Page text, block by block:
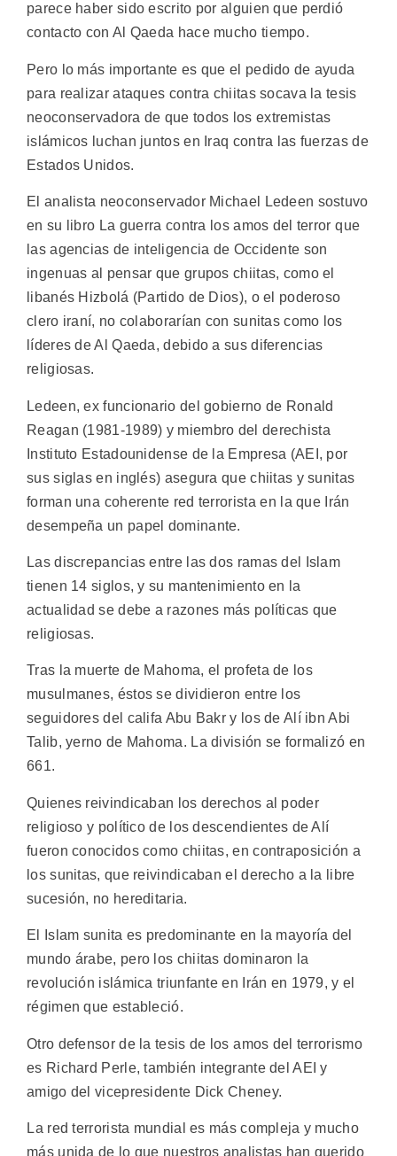
parece haber sido escrito por alguien que perdió
contacto con Al Qaeda hace mucho tiempo.
Pero lo más importante es que el pedido de ayuda
para realizar ataques contra chiitas socava la tesis
neoconservadora de que todos los extremistas
islámicos luchan juntos en Iraq contra las fuerzas de
Estados Unidos.
El analista neoconservador Michael Ledeen sostuvo
en su libro La guerra contra los amos del terror que
las agencias de inteligencia de Occidente son
ingenuas al pensar que grupos chiitas, como el
libanés Hizbolá (Partido de Dios), o el poderoso
clero iraní, no colaborarían con sunitas como los
líderes de Al Qaeda, debido a sus diferencias
religiosas.
Ledeen, ex funcionario del gobierno de Ronald
Reagan (1981-1989) y miembro del derechista
Instituto Estadounidense de la Empresa (AEI, por
sus siglas en inglés) asegura que chiitas y sunitas
forman una coherente red terrorista en la que Irán
desempeña un papel dominante.
Las discrepancias entre las dos ramas del Islam
tienen 14 siglos, y su mantenimiento en la
actualidad se debe a razones más políticas que
religiosas.
Tras la muerte de Mahoma, el profeta de los
musulmanes, éstos se dividieron entre los
seguidores del califa Abu Bakr y los de Alí ibn Abi
Talib, yerno de Mahoma. La división se formalizó en
661.
Quienes reivindicaban los derechos al poder
religioso y político de los descendientes de Alí
fueron conocidos como chiitas, en contraposición a
los sunitas, que reivindicaban el derecho a la libre
sucesión, no hereditaria.
El Islam sunita es predominante en la mayoría del
mundo árabe, pero los chiitas dominaron la
revolución islámica triunfante en Irán en 1979, y el
régimen que estableció.
Otro defensor de la tesis de los amos del terrorismo
es Richard Perle, también integrante del AEI y
amigo del vicepresidente Dick Cheney.
La red terrorista mundial es más compleja y mucho
más unida de lo que nuestros analistas han querido